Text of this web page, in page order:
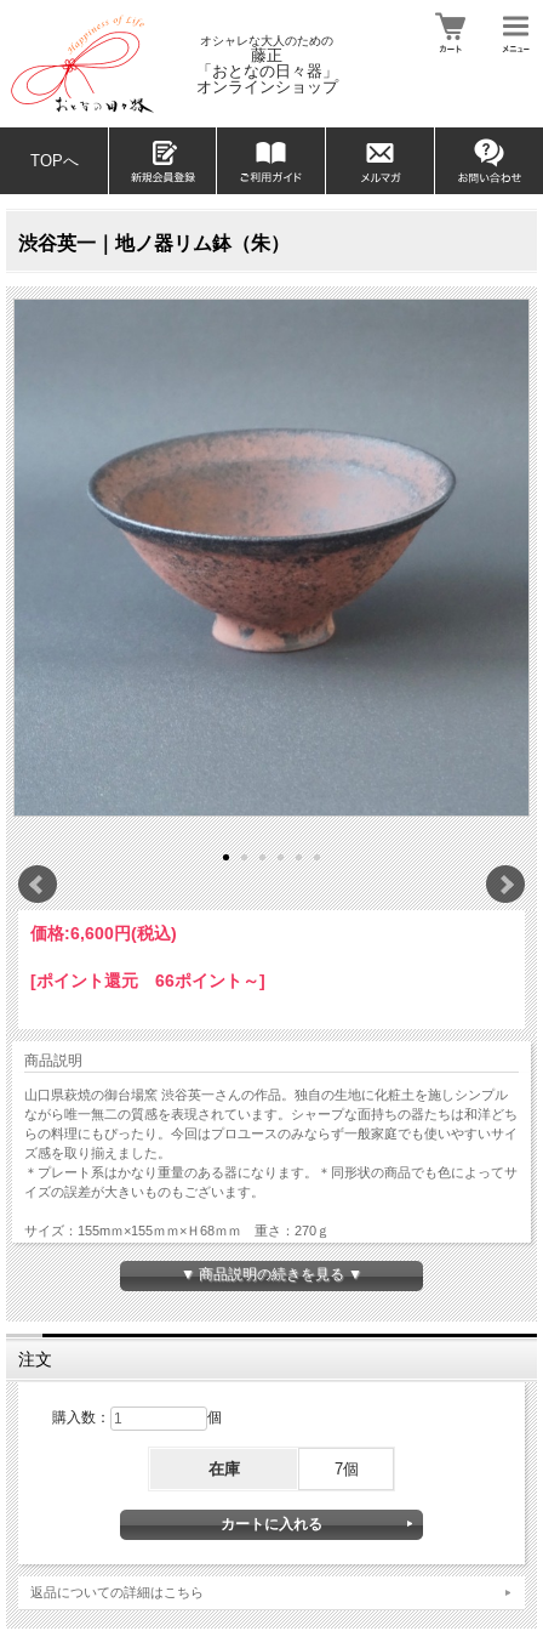
オシャレな大人のための
藤正
「おとなの日々器」
オンラインショップ
TOPへ
渋谷英一｜地ノ器リム鉢（朱）
価格:6,600円(税込)
[ポイント還元 66ポイント～]
商品説明
山口県萩焼の御台場窯 渋谷英一さんの作品。独自の生地に化粧土を施しシンプル
ながら唯一無二の質感を表現されています。シャープな面持ちの器たちは和洋どち
らの料理にもぴったり。今回はプロユースのみならず一般家庭でも使いやすいサイ
ズ感を取り揃えました。
＊プレート系はかなり重量のある器になります。＊同形状の商品でも色によってサ
イズの誤差が大きいものもございます。
サイズ：155mｍ×155ｍｍ×Ｈ68ｍｍ 重さ：270ｇ
※ひとつひとつ風合いやサイズなどに差がございます。
※表面に撥水加工を施しておりますが絶対に染みないというわけではございませ
ん。ご了承ください。
※在庫は実店舗と共有しておりますので、状況によっては在庫数が前後する可能性
があり
ご希望の数量をお届けできない場合がございます。 その際は別途メールにてお知
らせいたします。
▼ 商品説明の続きを見る ▼
注文
購入数： 個
在庫 7個
返品についての詳細はこちら